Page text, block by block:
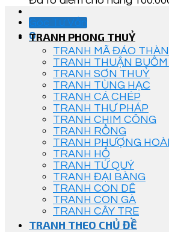
Góc Tư Vấn
0
TRANH PHONG THUỶ
TRANH MÃ ĐÁO
TRANH THUẬN BUỒM
TRANH SƠN THUỶ
TRANH TÙNG HẠC
TRANH CÁ CHÉP
TRANH THƯ PHÁP
TRANH CHIM CÔNG
TRANH RỒNG
TRANH PHƯỢNG
TRANH HỔ
TRANH TỨ QUÝ
TRANH ĐẠI BÀNG
TRANH CON DÊ
TRANH CON GÀ
TRANH CÂY TRE
TRANH THEO CHỦ ĐỀ